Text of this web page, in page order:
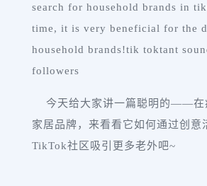
search for household brands in
time, it is very beneficial for the
household brands!tik toktant
followers
今天给大家讲一篇聪明的——在
家居品牌，来看看它如何通过创意
TikTok社区吸引更多老外吧~